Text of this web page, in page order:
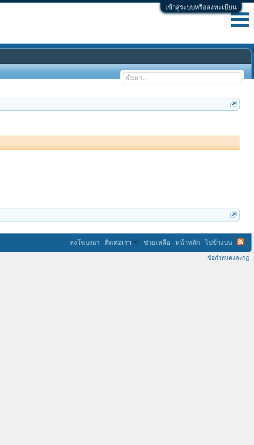
เข้าสู่ระบบหรือลงทะเบียน
ลงโฆษณา ติดต่อเรา ช่วยเหลือ หน้าหลัก ไปข้างบน
ข้อกำหนดและกฎ